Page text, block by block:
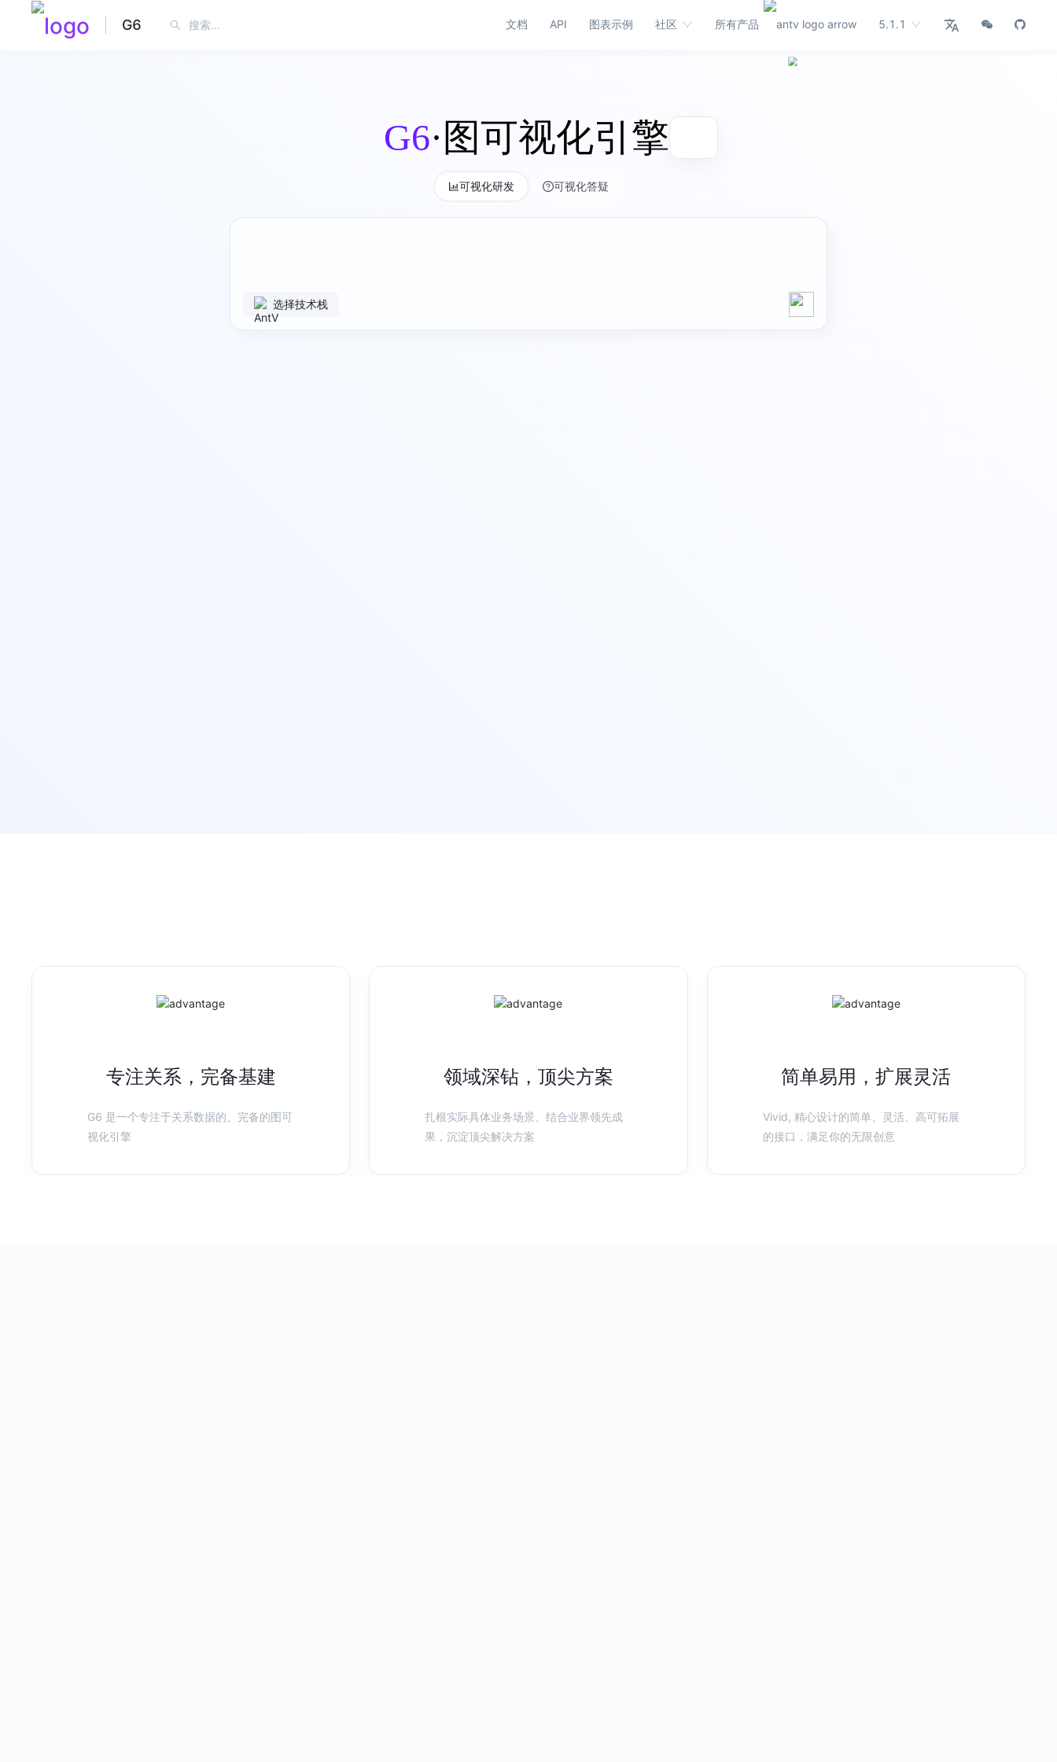
G6 文档 API 图表示例 社区 所有产品 5.1.1
G6·图可视化引擎
可视化研发 可视化答疑
选择技术栈
专注关系，完备基建
G6 是一个专注于关系数据的、完备的图可
视化引擎
领域深钻，顶尖方案
扎根实际具体业务场景、结合业界领先成
果，沉淀顶尖解决方案
简单易用，扩展灵活
Vivid, 精心设计的简单、灵活、高可拓展
的接口，满足你的无限创意